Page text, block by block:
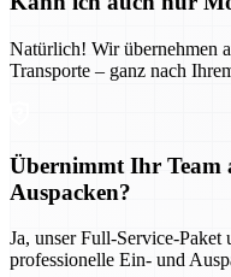
Natürlich! Wir übernehmen
Transporte – ganz nach
Übernimmt Ihr Team
Auspacken?
Ja, unser Full-Service-Paket
professionelle Ein- und